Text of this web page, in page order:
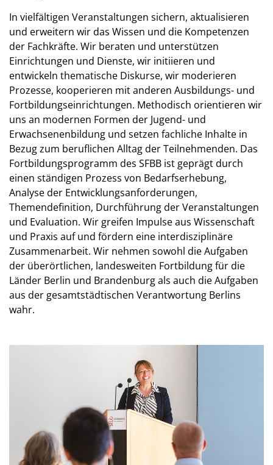
In vielfältigen Veranstaltungen sichern, aktualisieren
und erweitern wir das Wissen und die Kompetenzen
der Fachkräfte. Wir beraten und unterstützen
Einrichtungen und Dienste, wir initiieren und
entwickeln thematische Diskurse, wir moderieren
Prozesse, kooperieren mit anderen Ausbildungs- und
Fortbildungseinrichtungen. Methodisch orientieren wir
uns an modernen Formen der Jugend- und
Erwachsenenbildung und setzen fachliche Inhalte in
Bezug zum beruflichen Alltag der Teilnehmenden. Das
Fortbildungsprogramm des SFBB ist geprägt durch
einen ständigen Prozess von Bedarfserhebung,
Analyse der Entwicklungsanforderungen,
Themendefinition, Durchführung der Veranstaltungen
und Evaluation. Wir greifen Impulse aus Wissenschaft
und Praxis auf und fördern eine interdisziplinäre
Zusammenarbeit. Wir nehmen sowohl die Aufgaben
der überörtlichen, landesweiten Fortbildung für die
Länder Berlin und Brandenburg als auch die Aufgaben
aus der gesamtstädtischen Verantwortung Berlins
wahr.